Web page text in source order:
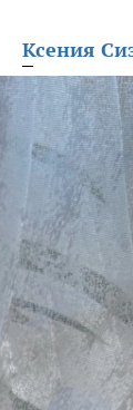
Ксения